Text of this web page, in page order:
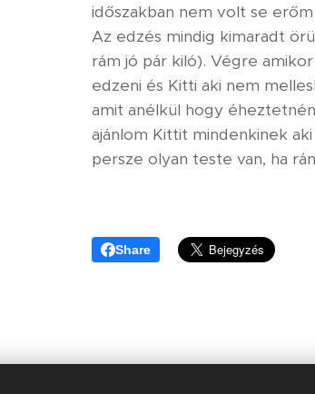
időszakban nem volt se
Az edzés mindig kimaradt
rám jó pár kiló). Végre
edzeni és Kitti aki nem
amit anélkül hogy
ajánlom Kittit mindenkinek
persze olyan teste van, ha
Share